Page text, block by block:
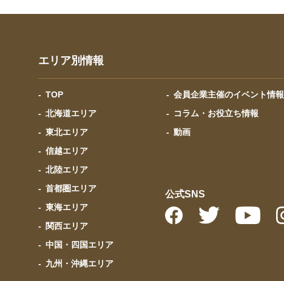
エリア別情報
TOP
北海道エリア
東北エリア
信越エリア
北陸エリア
首都圏エリア
東海エリア
関西エリア
中国・四国エリア
九州・沖縄エリア
会員企業主催のイベント情報
コラム・お役立ち情報
動画
公式SNS